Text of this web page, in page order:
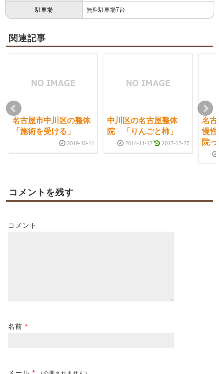
駐車場 無料駐車場7台
関連記事
名古屋市中川区の整体
「施術を受ける」
2019-10-11
中川区の名古屋整体
院 「りんごと柿」
2014-11-17 2017-12-27
名
慢
院
コメントを残す
コメント
名前 *
メール * （公開されません）